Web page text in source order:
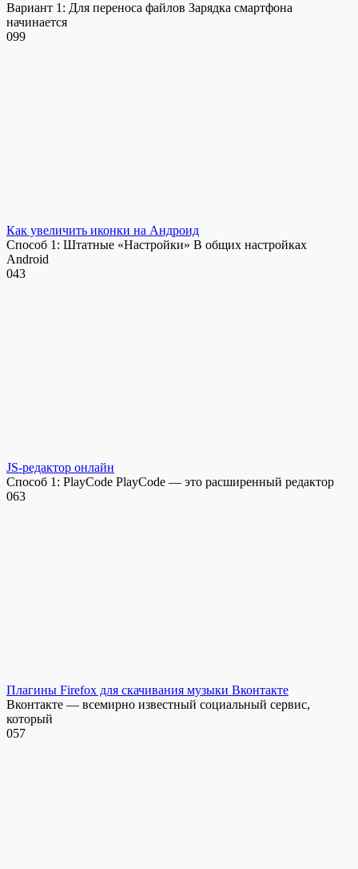
Вариант 1: Для переноса файлов Зарядка смартфона
начинается
099
Как увеличить иконки на Андроид
Способ 1: Штатные «Настройки» В общих настройках
Android
043
JS-редактор онлайн
Способ 1: PlayCode PlayCode — это расширенный редактор
063
Плагины Firefox для скачивания музыки Вконтакте
Вконтакте — всемирно известный социальный сервис,
который
057